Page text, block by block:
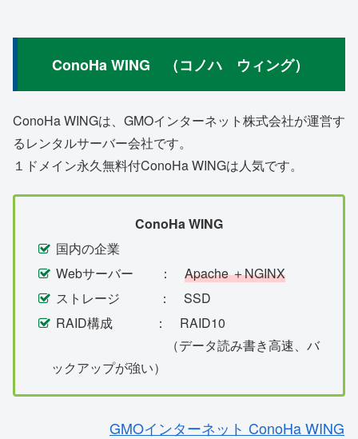
ConoHa WING （コノハ ウィング）
ConoHa WINGは、GMOインターネット株式会社が運営す
るレンタルサーバー会社です。
１ドメイン永久無料付ConoHa WINGは人気です。
ConoHa WING
国内の企業
Webサーバー ： Apache ＋NGINX
ストレージ ： SSD
RAID構成 ： RAID10
（データ読み書き高速、バ
ックアップが強い）
GMOインターネット ConoHa WING